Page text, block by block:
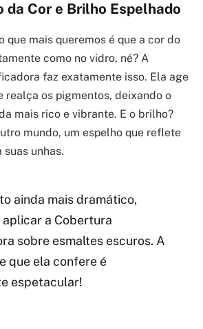
da Cor e Brilho Espelhado
que mais queremos é que a cor do
como no vidro, né? A
faz exatamente isso. Ela age
realça os pigmentos, deixando o
mais rico e vibrante. E o brilho?
mundo, um espelho que reflete
suas unhas.
ainda mais dramático,
a Cobertura
sobre esmaltes escuros. A
que ela confere é
espetacular!